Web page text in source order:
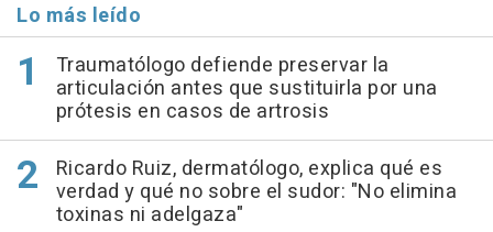
Lo más leído
Traumatólogo defiende preservar la
articulación antes que sustituirla por una
prótesis en casos de artrosis
Ricardo Ruiz, dermatólogo, explica qué es
verdad y qué no sobre el sudor: "No elimina
toxinas ni adelgaza"